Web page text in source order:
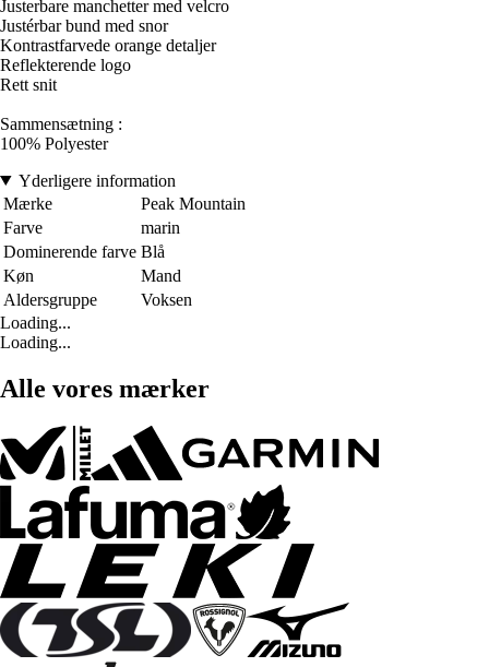
Justerbare manchetter med velcro
Justérbar bund med snor
Kontrastfarvede orange detaljer
Reflekterende logo
Rett snit
Sammensætning :
100% Polyester
Yderligere information
Mærke
Peak Mountain
Farve
marin
Dominerende farve Blå
Køn
Mand
Aldersgruppe
Voksen
Loading...
Loading...
Alle vores mærker